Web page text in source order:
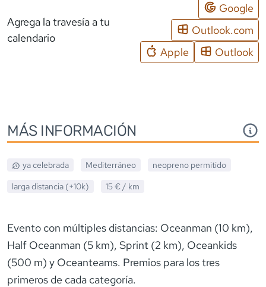
Agrega la travesía a tu
calendario
Google
Outlook.com
Apple
Outlook
MÁS INFORMACIÓN
ya celebrada Mediterráneo neopreno permitido
larga distancia (+10k)
15 € / km
Evento con múltiples distancias: Oceanman (10 km),
Half Oceanman (5 km), Sprint (2 km), Oceankids
(500 m) y Oceanteams. Premios para los tres
primeros de cada categoría.